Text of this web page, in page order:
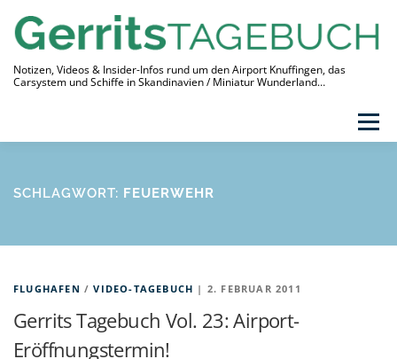
Inhalt
springen
Notizen, Videos & Insider-Infos rund um den Airport Knuffingen, das
Carsystem und Schiffe in Skandinavien / Miniatur Wunderland…
Menü
LINKS
SCHLAGWORT: FEUERWEHR
FLUGHAFEN /VIDEO-TAGEBUCH | 2. FEBRUAR 2011
Gerrits Tagebuch Vol. 23: Airport-
Eröffnungstermin!